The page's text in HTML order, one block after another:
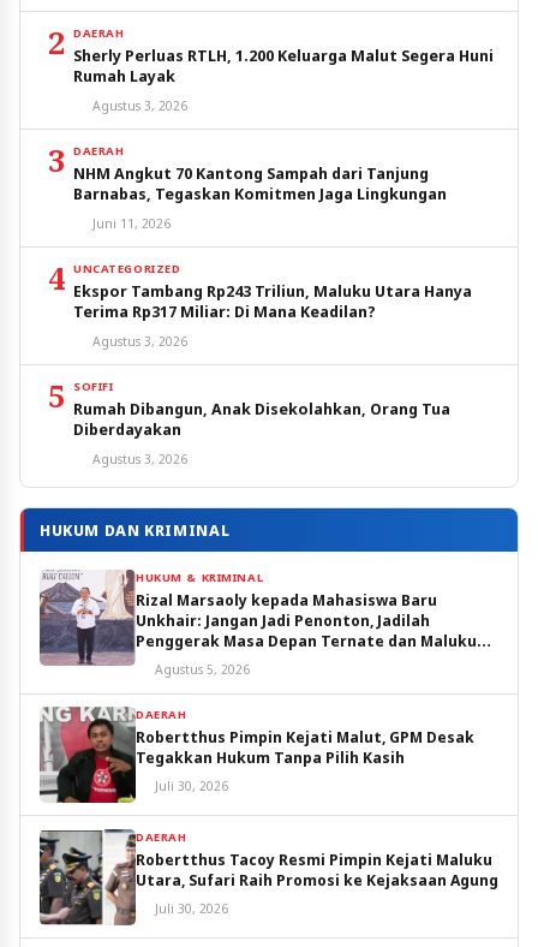
2 DAERAH
Sherly Perluas RTLH, 1.200 Keluarga Malut Segera Huni
Rumah Layak
Agustus 3, 2026
3 DAERAH
NHM Angkut 70 Kantong Sampah dari Tanjung
Barnabas, Tegaskan Komitmen Jaga Lingkungan
Juni 11, 2026
4 UNCATEGORIZED
Ekspor Tambang Rp243 Triliun, Maluku Utara Hanya
Terima Rp317 Miliar: Di Mana Keadilan?
Agustus 3, 2026
5 SOFIFI
Rumah Dibangun, Anak Disekolahkan, Orang Tua
Diberdayakan
Agustus 3, 2026
HUKUM DAN KRIMINAL
HUKUM & KRIMINAL
Rizal Marsaoly kepada Mahasiswa Baru
Unkhair: Jangan Jadi Penonton, Jadilah
Penggerak Masa Depan Ternate dan Maluku
Utara
Agustus 5, 2026
DAERAH
Robertthus Pimpin Kejati Malut, GPM Desak
Tegakkan Hukum Tanpa Pilih Kasih
Juli 30, 2026
DAERAH
Robertthus Tacoy Resmi Pimpin Kejati Maluku
Utara, Sufari Raih Promosi ke Kejaksaan Agung
Juli 30, 2026